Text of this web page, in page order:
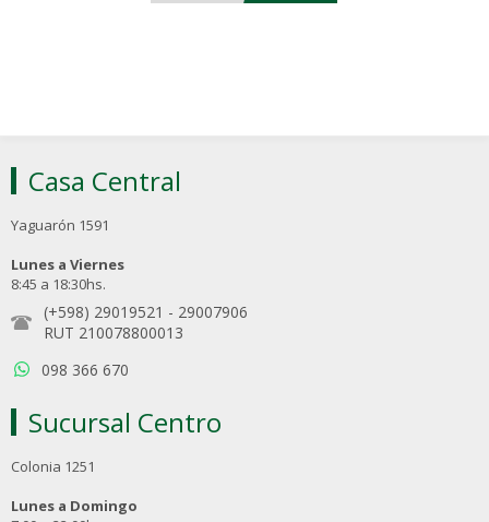
Casa Central
Yaguarón 1591
Lunes a Viernes
8:45 a 18:30hs.
(+598) 29019521 - 29007906
RUT 210078800013
098 366 670
Sucursal Centro
Colonia 1251
Lunes a Domingo